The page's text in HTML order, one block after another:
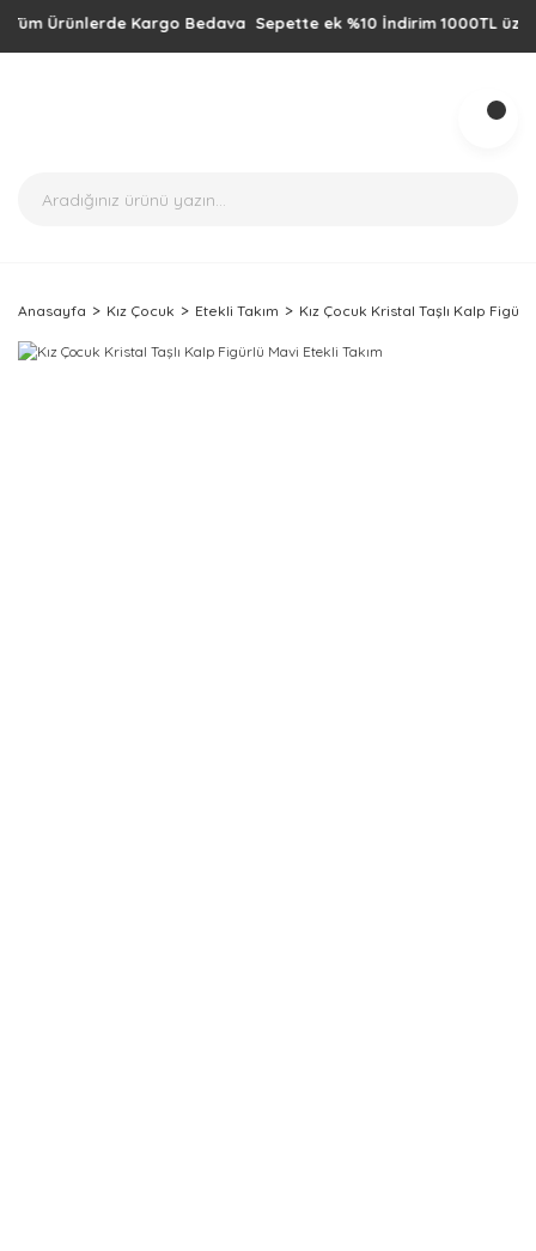
Ürünlerde Kargo Bedava Sepette ek %10 İndirim 1000TL üzeri
Anasayfa Kız Çocuk Etekli Takım Kız Çocuk Kristal Taşlı Kalp